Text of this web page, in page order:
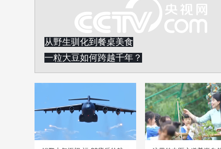
知识！
从野生驯化到餐桌美食
一粒大豆如何跨越千年？